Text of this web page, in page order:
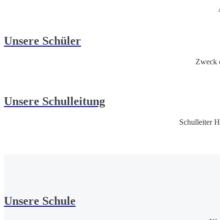
Unsere Schüler
Zweck
Unsere Schulleitung
Schulleiter
Unsere Schule